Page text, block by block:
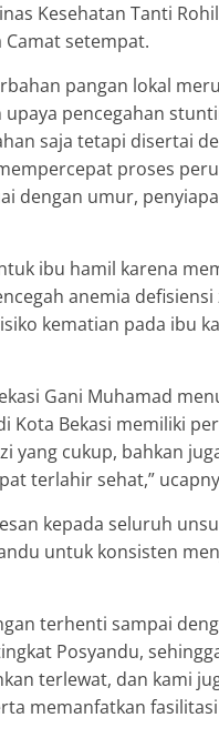
Kesehatan Tanti
setempat.
pangan lokal
pencegahan
saja tetapi disertai
proses
dengan umur,
ibu hamil karena
anemia
kematian pada ibu
Gani Muhamad
Kota Bekasi memiliki
yang cukup, bahkan
terlahir sehat,”
kepada seluruh
untuk konsisten
terhenti sampai
Posyandu,
terlewat, dan kami
memanfatkan